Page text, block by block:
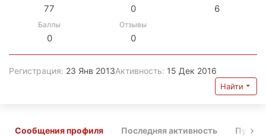
77 0 6
Баллы
0
Отзывы
0
Регистрация 23 Янв 2013Активность 15 Дек 2016
Найти
Сообщения профиля Последняя активность